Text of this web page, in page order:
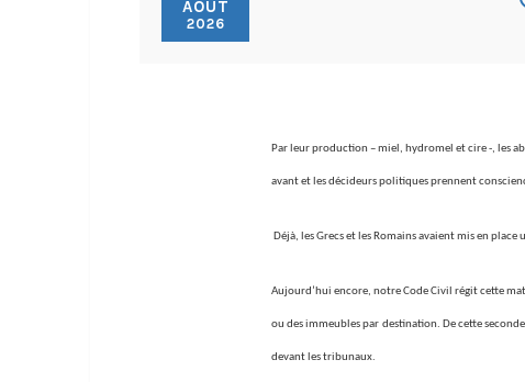
AOÛT
2026
Par leur production – miel, hydromel et cire -, les
avant et les décideurs politiques prennent
Déjà, les Grecs et les Romains avaient mis en place
Aujourd’hui encore, notre Code Civil régit cette
ou des immeubles par destination. De cette
devant les tribunaux.